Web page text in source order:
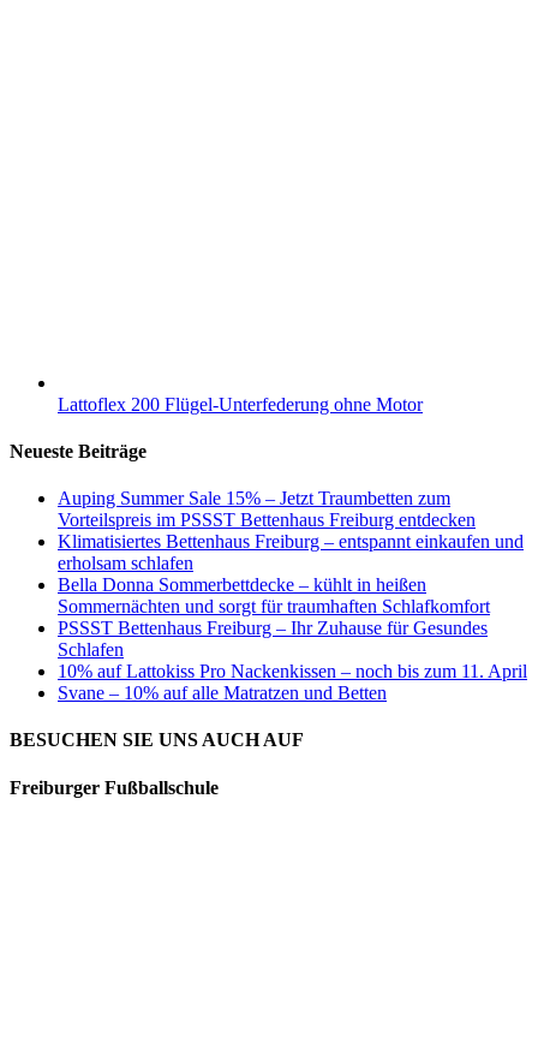
Lattoflex 200 Flügel-Unterfederung ohne Motor
Neueste Beiträge
Auping Summer Sale 15% – Jetzt Traumbetten zum
Vorteilspreis im PSSST Bettenhaus Freiburg entdecken
Klimatisiertes Bettenhaus Freiburg – entspannt einkaufen und
erholsam schlafen
Bella Donna Sommerbettdecke – kühlt in heißen
Sommernächten und sorgt für traumhaften Schlafkomfort
PSSST Bettenhaus Freiburg – Ihr Zuhause für Gesundes
Schlafen
10% auf Lattokiss Pro Nackenkissen – noch bis zum 11. April
Svane – 10% auf alle Matratzen und Betten
BESUCHEN SIE UNS AUCH AUF
Freiburger Fußballschule